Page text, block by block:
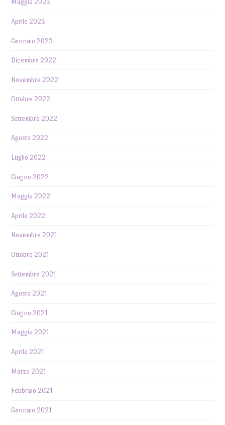
Maggio 2023
Aprile 2023
Gennaio 2023
Dicembre 2022
Novembre 2022
Ottobre 2022
Settembre 2022
Agosto 2022
Luglio 2022
Giugno 2022
Maggio 2022
Aprile 2022
Novembre 2021
Ottobre 2021
Settembre 2021
Agosto 2021
Giugno 2021
Maggio 2021
Aprile 2021
Marzo 2021
Febbraio 2021
Gennaio 2021